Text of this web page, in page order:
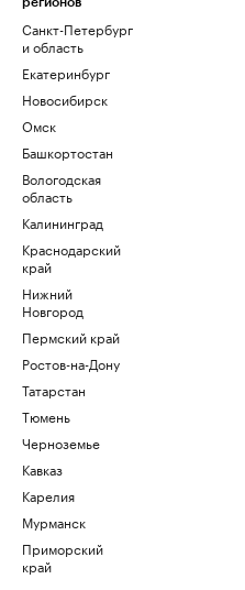
Санкт-Петербург
и область
Екатеринбург
Новосибирск
Омск
Башкортостан
Вологодская
область
Калининград
Краснодарский
край
Нижний
Новгород
Пермский край
Ростов-на-Дону
Татарстан
Тюмень
Черноземье
Кавказ
Карелия
Мурманск
Приморский
край